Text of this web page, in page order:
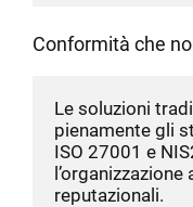
Conformità che
Le soluzioni
pienamente gli
ISO 27001 e
l’organizzazione
reputazionali.